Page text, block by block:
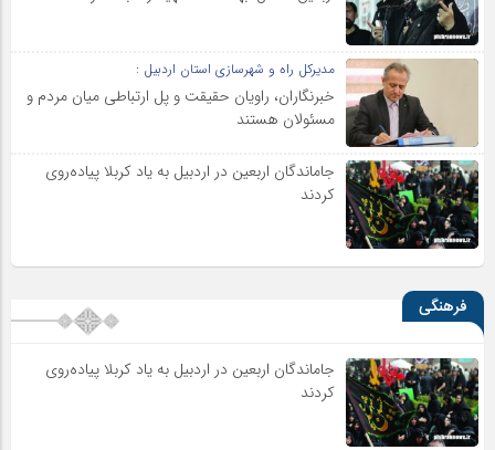
مدیرکل راه و شهرسازی استان اردبیل :
خبرنگاران، راویان حقیقت و پل ارتباطی میان مردم و
مسئولان هستند
جاماندگان اربعین در اردبیل به یاد کربلا پیاده‌روی
کردند
فرهنگی
جاماندگان اربعین در اردبیل به یاد کربلا پیاده‌روی
کردند